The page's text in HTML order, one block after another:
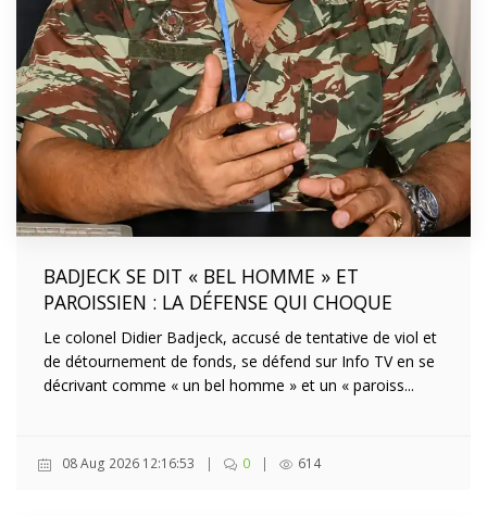
BADJECK SE DIT « BEL HOMME » ET
PAROISSIEN : LA DÉFENSE QUI CHOQUE
Le colonel Didier Badjeck, accusé de tentative de viol et
de détournement de fonds, se défend sur Info TV en se
décrivant comme « un bel homme » et un « paroiss...
08 Aug 2026 12:16:53 0 614